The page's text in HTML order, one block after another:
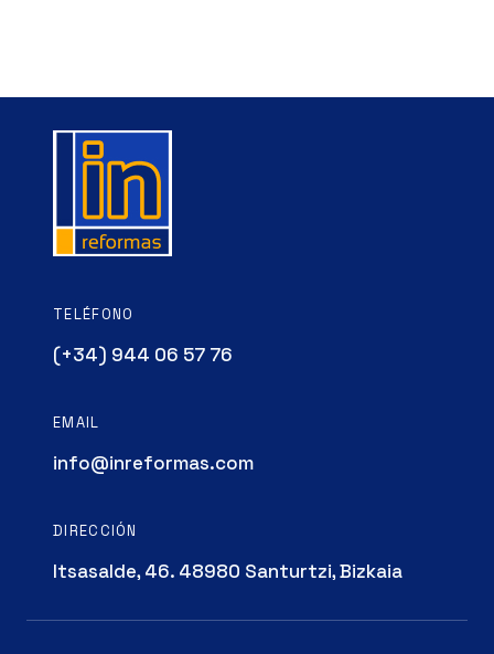
TELÉFONO
(+34) 944 06 57 76
EMAIL
info@inreformas.com
DIRECCIÓN
Itsasalde, 46. 48980 Santurtzi, Bizkaia